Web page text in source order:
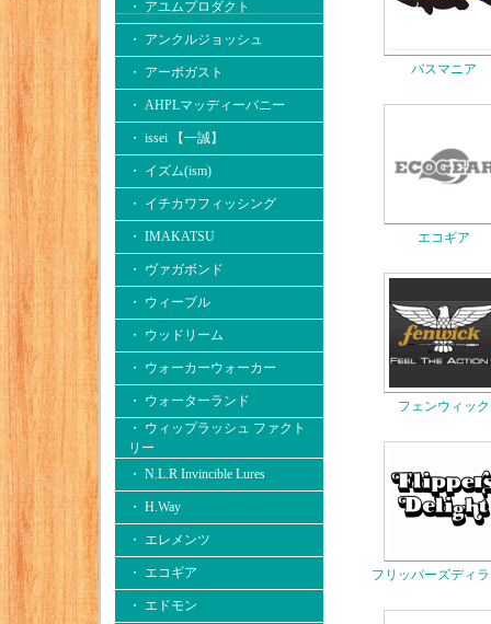
・ アユムプロダクト
・ アンクルジョッシュ
・ アーボガスト
・ AHPLマッディーバニー
・ issei 【一誠】
・ イズム(ism)
・ イチカワフィッシング
・ IMAKATSU
・ ヴァガボンド
・ ウィーブル
・ ウッドリーム
・ ウォーカーウォーカー
・ ウォーターランド
・ ウィップラッシュ ファクト
リー
・ N.L.R Invincible Lures
・ H.Way
・ エレメンツ
・ エコギア
・ エドモン
バスマニア
エコギア
フェンウィック
フリッパーズディ